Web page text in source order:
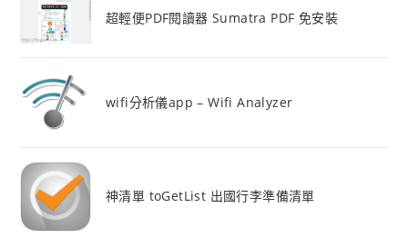
超輕便PDF閱讀器 Sumatra PDF 免安裝
wifi分析儀app – Wifi Analyzer
神清單 toGetList 出國行李準備清單